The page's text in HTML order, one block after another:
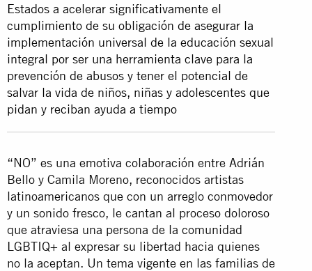
Estados a acelerar significativamente el
cumplimiento de su obligación de asegurar la
implementación universal de la educación sexual
integral por ser una herramienta clave para la
prevención de abusos y tener el potencial de
salvar la vida de niños, niñas y adolescentes que
pidan y reciban ayuda a tiempo
“NO” es una emotiva colaboración entre Adrián
Bello y Camila Moreno, reconocidos artistas
latinoamericanos que con un arreglo conmovedor
y un sonido fresco, le cantan al proceso doloroso
que atraviesa una persona de la comunidad
LGBTIQ+ al expresar su libertad hacia quienes
no la aceptan. Un tema vigente en las familias de